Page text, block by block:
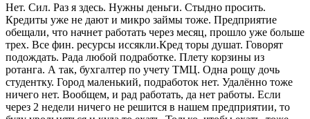
Нет. Сил. Раз я здесь. Нужны деньги. Стыдно просить.
Кредиты уже не дают и микро займы тоже. Предприятие
обещали, что начнет работать через месяц, прошло уже больше
трех. Все фин. ресурсы иссякли.Кред торы душат. Говорят
подождать. Рада любой подработке. Плету корзины из
ротанга. А так, бухгалтер по учету ТМЦ. Одна рощу дочь
студентку. Город маленький, подработок нет. Удалённо тоже
ничего нет. Вообщем, и рад работать, да нет работы. Если
через 2 недели ничего не решится в нашем предприятии, то